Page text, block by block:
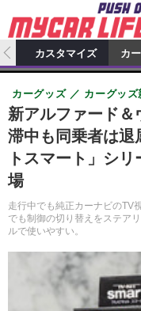
カーオーディオ
特集記事
プロショップ検索
カーオーディオニュー
カスタマイズ
カスタマイズ特集記
カスタマイズニュース
カーグッズ
カーグッズ特集記事
自動車
スクープ
アクセスランキング
カスタマイズ カ
新アルファード
滞中も同乗者は退
トスマート」シ
場
走行中でも純正カーナビのTV
でも制御の切り替えをステア
ルで使いやすい。
カーグッズ カーグッズ